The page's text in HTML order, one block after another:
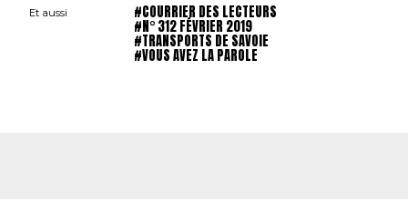
Et aussi #COURRIER DES LECTEURS
#N° 312 FÉVRIER 2019
#TRANSPORTS DE SAVOIE
#VOUS AVEZ LA PAROLE